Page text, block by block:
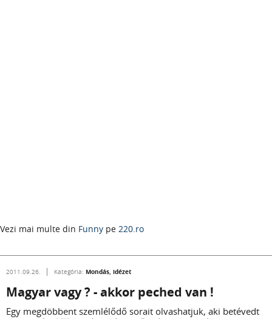
Vezi mai multe din Funny pe 220.ro
2011.09.26. Kategória: Mondás, idézet
Magyar vagy ? - akkor peched van !
Egy megdöbbent szemlélődő sorait olvashatjuk, aki betévedt